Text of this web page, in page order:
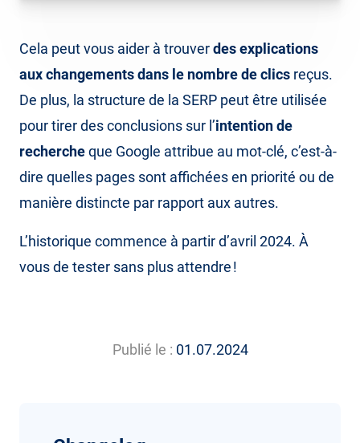
Cela peut vous aider à trouverdes explications
aux changements dans le nombre de clics reçus.
De plus, la structure de la SERP peut être utilisée
pour tirer des conclusions sur l’intention de
rechercheque Google attribue au mot-clé, c’est-à-
dire quelles pages sont affichées en priorité ou de
manière distincte par rapport aux autres.
L’historique commence à partir d’avril 2024. À
vous de tester sans plus attendre !
Publié le : 01.07.2024